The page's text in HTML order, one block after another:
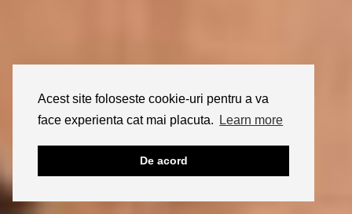
Acest site foloseste cookie-uri pentru a va
face experienta cat mai placuta.
Learn more
De acord